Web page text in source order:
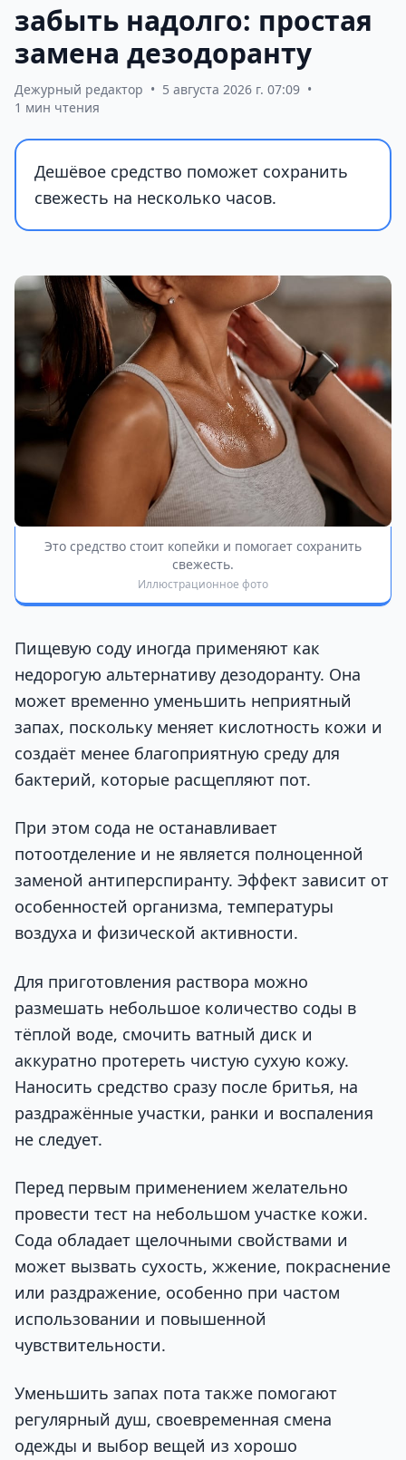
забыть надолго: простая
замена дезодоранту
Дежурный редактор • 5 августа 2026 г. 07:09 •
1 мин чтения
Дешёвое средство поможет сохранить
свежесть на несколько часов.
Это средство стоит копейки и помогает сохранить
свежесть.
Иллюстрационное фото
Пищевую соду иногда применяют как
недорогую альтернативу дезодоранту. Она
может временно уменьшить неприятный
запах, поскольку меняет кислотность кожи и
создаёт менее благоприятную среду для
бактерий, которые расщепляют пот.
При этом сода не останавливает
потоотделение и не является полноценной
заменой антиперспиранту. Эффект зависит от
особенностей организма, температуры
воздуха и физической активности.
Для приготовления раствора можно
размешать небольшое количество соды в
тёплой воде, смочить ватный диск и
аккуратно протереть чистую сухую кожу.
Наносить средство сразу после бритья, на
раздражённые участки, ранки и воспаления
не следует.
Перед первым применением желательно
провести тест на небольшом участке кожи.
Сода обладает щелочными свойствами и
может вызвать сухость, жжение, покраснение
или раздражение, особенно при частом
использовании и повышенной
чувствительности.
Уменьшить запах пота также помогают
регулярный душ, своевременная смена
одежды и выбор вещей из хорошо